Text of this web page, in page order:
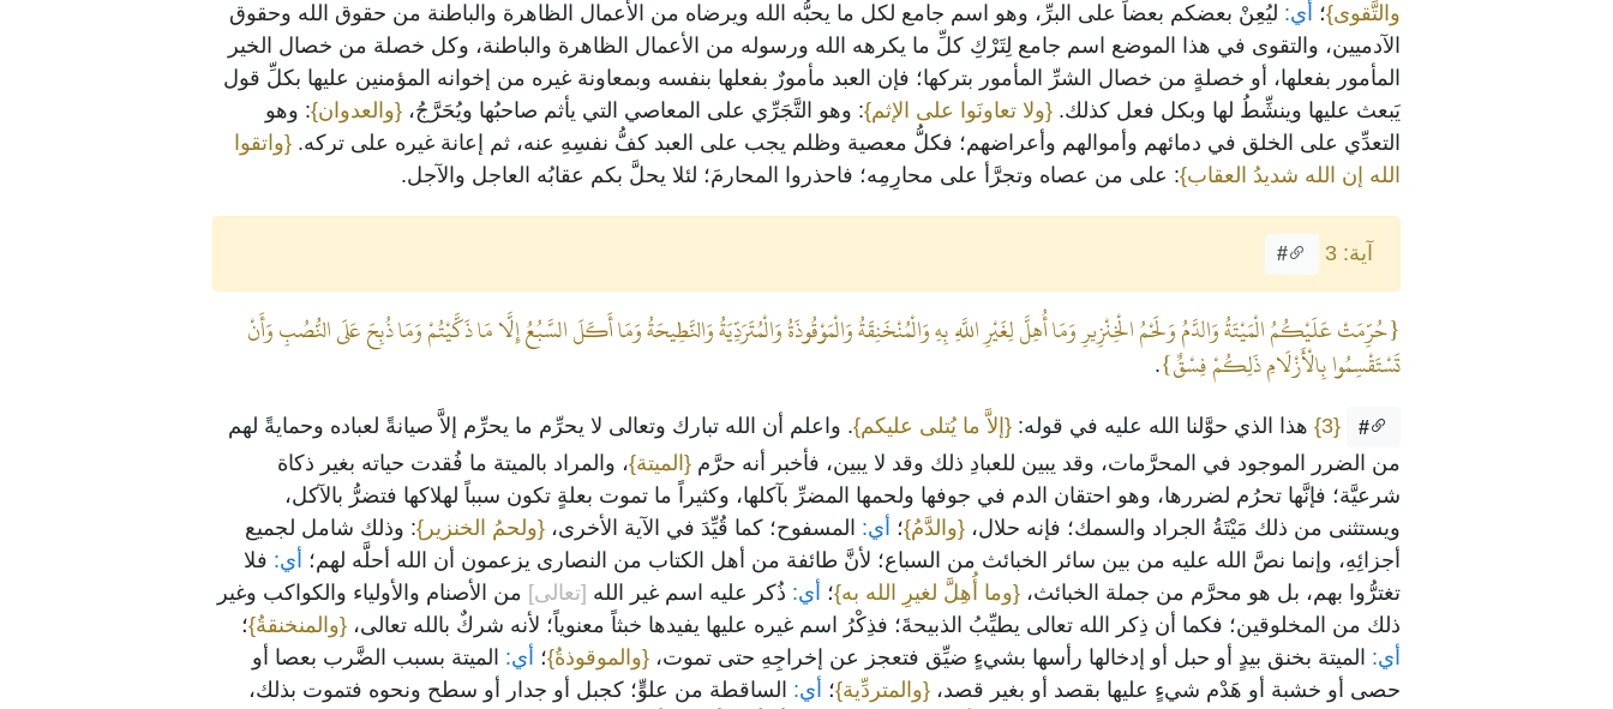
والتَّقوى}؛ أي: ليُعِنْ بعضكم بعضاً على البرِّ، وهو اسم جامع لكل ما يحبُّه الله ويرضاه من الأعمال الظاهرة والباطنة من حقوق الله وحقوق
الآدميين، والتقوى في هذا الموضع اسم جامع لِتَرْكِ كلِّ ما يكرهه الله ورسوله من الأعمال الظاهرة والباطنة، وكل خصلة من خصال الخير
المأمور بفعلها، أو خصلةٍ من خصال الشرِّ المأمور بتركها؛ فإن العبد مأمورٌ بفعلها بنفسه وبمعاونة غيره من إخوانه المؤمنين عليها بكلِّ قول
يَبعث عليها وينشِّطُ لها وبكل فعل كذلك. {ولا تعاونَوا على الإثم}: وهو التَّجَرِّي على المعاصي التي يأثم صاحبُها ويُحَرَّجُ، {والعدوان}: وهو
التعدِّي على الخلق في دمائهم وأموالهم وأعراضهم؛ فكلُّ معصية وظلم يجب على العبد كفُّ نفسِهِ عنه، ثم إعانة غيره على تركه. {واتقوا
الله إن الله شديدُ العقاب}: على من عصاه وتجرَّأ على محارِمِه؛ فاحذروا المحارمَ؛ لئلا يحلَّ بكم عقابُه العاجل والآجل.
آية: 3 #
{حُرِّمَتْ عَلَيْكُمُ الْمَيْتَةُ وَالدَّمُ وَلَحْمُ الْخِنْزِيرِ وَمَا أُهِلَّ لِغَيْرِ اللَّهِ بِهِ وَالْمُنْخَنِقَةُ وَالْمَوْقُوذَةُ وَالْمُتَرَدِّيَةُ وَالنَّطِيحَةُ وَمَا أَكَلَ السَّبُعُ إِلَّا مَا ذَكَّيْتُمْ وَمَا ذُبِحَ عَلَى النُّصُبِ وَأَنْ
تَسْتَقْسِمُوا بِالْأَزْلَامِ ذَلِكُمْ فِسْقٌ}.
#
{3} هذا الذي حوَّلنا الله عليه في قوله: {إلاَّ ما يُتلى عليكم}. واعلم أن الله تبارك وتعالى لا يحرِّم ما يحرِّم إلاَّ صيانةً لعباده وحمايةً لهم
من الضرر الموجود في المحرَّمات، وقد يبين للعبادِ ذلك وقد لا يبين، فأخبر أنه حرَّم {الميتة}، والمراد بالميتة ما فُقدت حياته بغير ذكاة
شرعيَّة؛ فإنَّها تحرُم لضررها، وهو احتقان الدم في جوفها ولحمها المضرِّ بآكلها، وكثيراً ما تموت بعلةٍ تكون سبباً لهلاكها فتضرُّ بالآكل،
ويستثنى من ذلك مَيْتَةُ الجراد والسمك؛ فإنه حلال، {والدَّمُ}؛ أي: المسفوح؛ كما قُيِّدَ في الآية الأخرى، {ولحمُ الخنزير}: وذلك شامل لجميع
أجزائِهِ، وإنما نصَّ الله عليه من بين سائر الخبائث من السباع؛ لأنَّ طائفة من أهل الكتاب من النصارى يزعمون أن الله أحلَّه لهم؛ أي: فلا
تغترُّوا بهم، بل هو محرَّم من جملة الخبائث، {وما أُهِلَّ لغيرِ الله به}؛ أي: ذُكر عليه اسم غير الله [تعالى] من الأصنام والأولياء والكواكب وغير
ذلك من المخلوقين؛ فكما أن ذِكر الله تعالى يطيِّبُ الذبيحةَ؛ فذِكْرُ اسم غيره عليها يفيدها خبثاً معنوياً؛ لأنه شركٌ بالله تعالى، {والمنخنقةُ}؛
أي: الميتة بخنق بيدٍ أو حبل أو إدخالها رأسها بشيءٍ ضيِّق فتعجز عن إخراجِهِ حتى تموت، {والموقوذةُ}؛ أي: الميتة بسبب الضَّرب بعصا أو
حصى أو خشبة أو هَدْم شيءٍ عليها بقصد أو بغير قصد، {والمتردِّية}؛ أي: الساقطة من علوٍّ؛ كجبل أو جدار أو سطح ونحوه فتموت بذلك،